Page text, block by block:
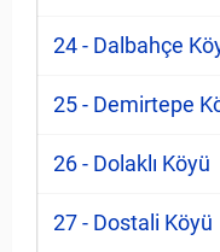
24 - Dalbahçe
25 - Demirtepe
26 - Dolaklı Köyü
27 - Dostali Köyü